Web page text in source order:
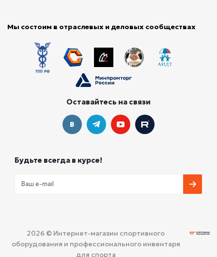
Мы состоим в отраслевых и деловых сообществах
Оставайтесь на связи
Будьте всегда в курсе!
2026 © Интернет-магазин спортивного
оборудования и профессионального инвентаря
для спорта